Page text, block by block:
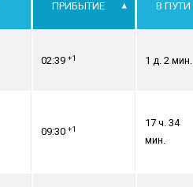
ПРИБЫТИЕ В ПУТИ
02:39 +1 1 д. 2 мин.
09:30 +1
17 ч. 34
мин.